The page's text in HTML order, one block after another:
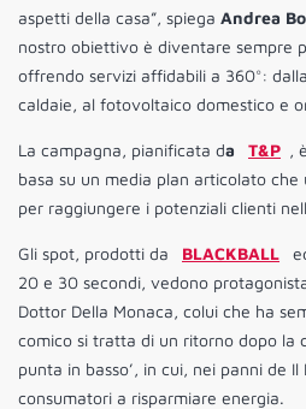
aspetti della casa”, spiega Andrea
nostro obiettivo è diventare sempre
offrendo servizi affidabili a 360°:
caldaie, al fotovoltaico domestico e
La campagna, pianificata da T&P ,
basa su un media plan articolato
per raggiungere i potenziali clienti
Gli spot, prodotti da BLACKBALL
20 e 30 secondi, vedono
Dottor Della Monaca, colui che ha
comico si tratta di un ritorno dopo la
punta in basso’, in cui, nei panni de
consumatori a risparmiare energia.